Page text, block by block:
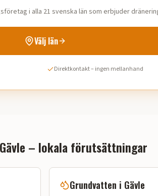
i alla 21 svenska län som erbjuder
Välj län
Direktkontakt – ingen mellanhand
Gävle – lokala förutsättningar
Grundvatten i Gävle